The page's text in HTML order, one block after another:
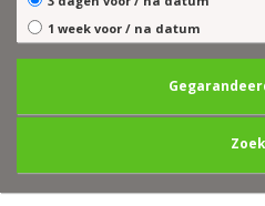
1 week voor / na datum
Zoek